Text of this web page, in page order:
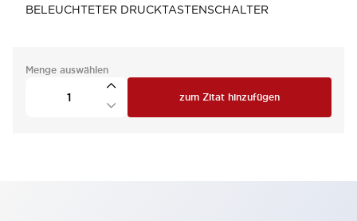
BELEUCHTETER DRUCKTASTENSCHALTER
Menge auswählen
zum Zitat hinzufügen